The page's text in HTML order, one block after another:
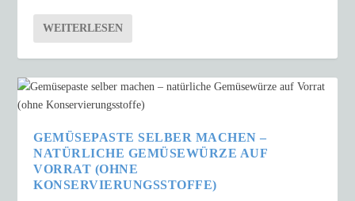
WEITERLESEN
GEMÜSEPASTE SELBER MACHEN –
NATÜRLICHE GEMÜSEWÜRZE AUF
VORRAT (OHNE
KONSERVIERUNGSSTOFFE)